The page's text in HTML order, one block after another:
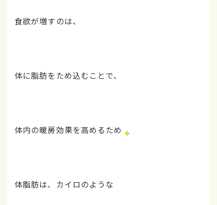
食欲が増すのは、
体に脂肪をため込むことで、
体内の暖房効果を高めるため
体脂肪は、カイロのような